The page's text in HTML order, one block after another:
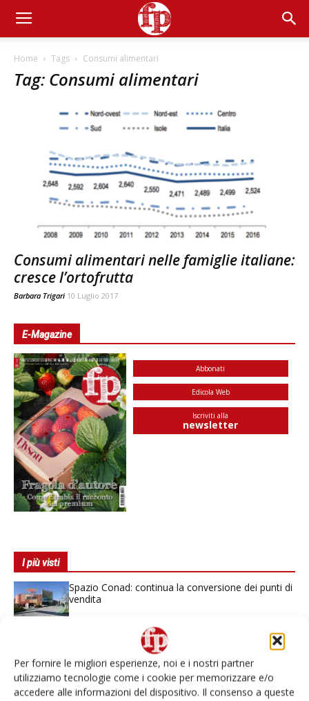
Per fornire le migliori esperienze, noi e i nostri partner
utilizziamo tecnologie come i cookie per memorizzare e/o
accedere alle informazioni del dispositivo. Il consenso a queste
Home Tags Consumi alimentari
Tag: Consumi alimentari
Consumi alimentari nelle famiglie italiane:
cresce l’ortofrutta
Barbara Trigari 10 Luglio 2017
E-Magazine
Abbonati
Edicola Web
Iscriviti alla
newsletter
I più visti
Spazio Conad: continua la conversione dei punti di
vendita
Non è una susina: è Metis… e può rivoluzionare la
Andamento prezzi ortofrutta in Italia al 27 luglio